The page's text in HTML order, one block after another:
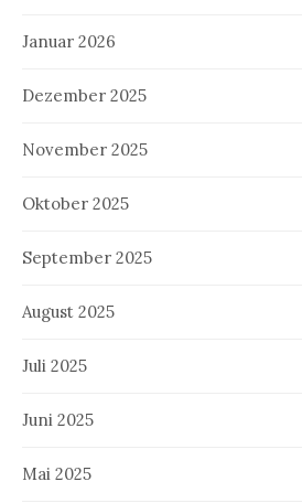
Januar 2026
Dezember 2025
November 2025
Oktober 2025
September 2025
August 2025
Juli 2025
Juni 2025
Mai 2025